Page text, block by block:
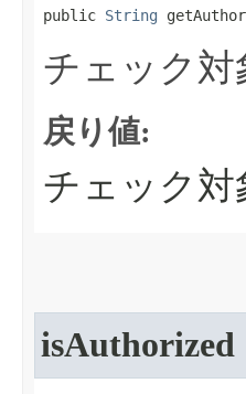
public String
チェック
戻り値:
チェック対
isAuthorized